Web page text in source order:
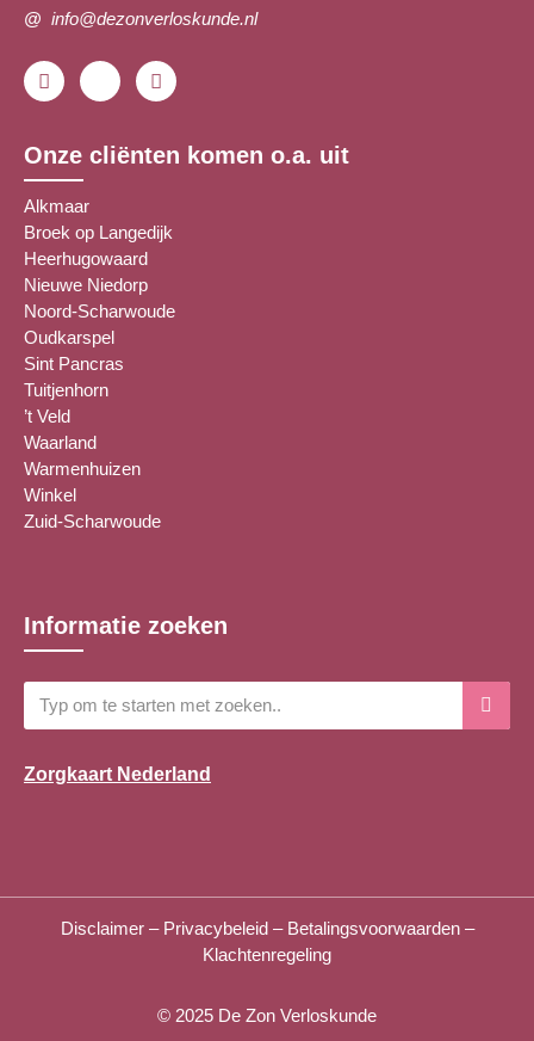
@ info@dezonverloskunde.nl
Onze cliënten komen o.a. uit
Alkmaar
Broek op Langedijk
Heerhugowaard
Nieuwe Niedorp
Noord-Scharwoude
Oudkarspel
Sint Pancras
Tuitjenhorn
’t Veld
Waarland
Warmenhuizen
Winkel
Zuid-Scharwoude
Informatie zoeken
Zorgkaart Nederland
© 2025 De Zon Verloskunde
Disclaimer– Privacybeleid– Betalingsvoorwaarden–
Klachtenregeling